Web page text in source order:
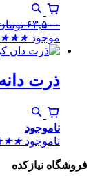
۶۳,۵۰۰
موجود ★
★
★
ذرت
ناموجود
ناموجود ★
★
فروشگاه نیازکده